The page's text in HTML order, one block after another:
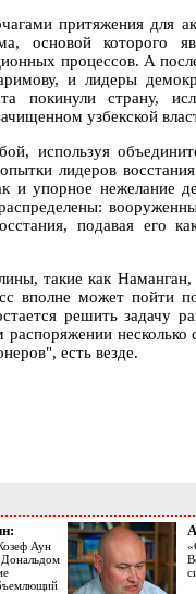
притяжения для
основой которого
процессов. А
и лидеры
страну,
узбекской
используя
лидеров
и упорное нежелание
подавая его
такие как
вполне может пойти
решить задачу
несколько
есть везде.
Аун
Дональдом